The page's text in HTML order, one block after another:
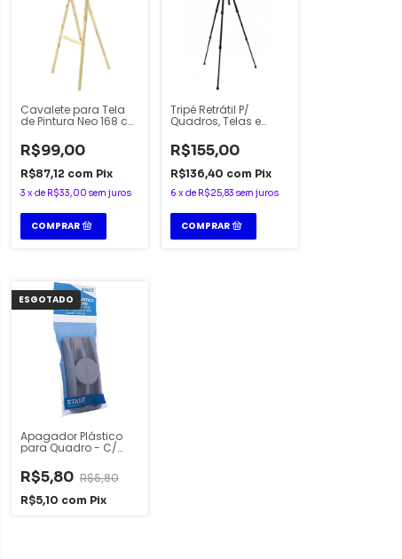
Cavalete para Tela
de Pintura Neo 168 cm
R$99,00
R$87,12 com Pix
3 xde R$33,00 sem juros
Tripé Retrátil P/
Quadros, Telas e
R$155,00
R$136,40 com Pix
6 xde R$25,83 sem juros
ESGOTADO
Apagador Plástico
para Quadro - C/
Stalo
R$5,80 R$5,80
R$5,10 com Pix